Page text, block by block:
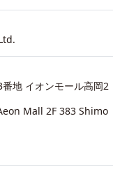
地 イオンモール高岡2
Mall 2F 383 Shimo